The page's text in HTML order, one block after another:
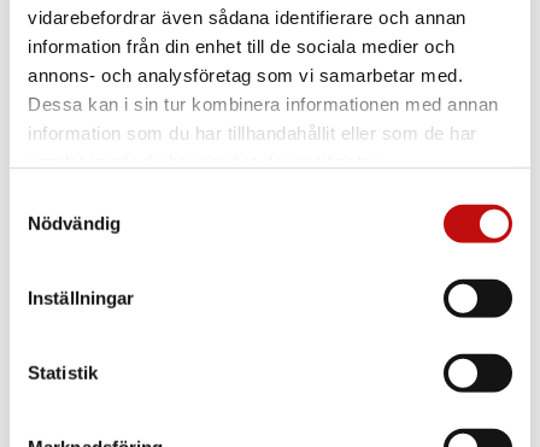
vidarebefordrar även sådana identifierare och annan
information från din enhet till de sociala medier och
annons- och analysföretag som vi samarbetar med.
Dessa kan i sin tur kombinera informationen med annan
information som du har tillhandahållit eller som de har
Nödvändig
Inställningar
Statistik